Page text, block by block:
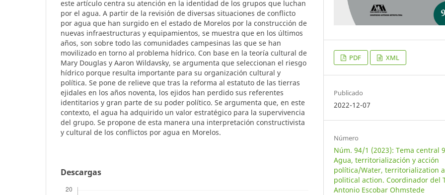
este artículo centra su atención en la identidad de los grupos que luchan
por el agua. A partir de la revisión de diversas situaciones de conflicto
por agua que han surgido en el estado de Morelos por la construcción de
nuevas infraestructuras y equipamientos, se muestra que en los últimos
años, son sobre todo las comunidades campesinas las que se han
movilizado en torno al problema hídrico. Con base en la teoría cultural de
Mary Douglas y Aaron Wildavsky, se argumenta que seleccionan el riesgo
hídrico porque resulta importante para su organización cultural y
política. Se pone de relieve que tras la reforma al estatuto de las tierras
ejidales en los años noventa, los ejidos han perdido sus referentes
identitarios y gran parte de su poder político. Se argumenta que, en este
contexto, el agua ha adquirido un valor estratégico para la supervivencia
del grupo. Se propone de esta manera una interpretación constructivista
y cultural de los conflictos por agua en Morelos.
Descargas
PDF XML
Publicado
2022-12-07
Número
Núm. 94/1 (2023): Tema central
Agua, territorialización y acción
política/Water, territorialization
political action. Coordinador del
Antonio Escobar Ohmstede